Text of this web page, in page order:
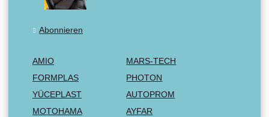
Abonnieren
AMIO
MARS-TECH
FORMPLAS
PHOTON
YÜCEPLAST
AUTOPROM
MOTOHAMA
AYFAR